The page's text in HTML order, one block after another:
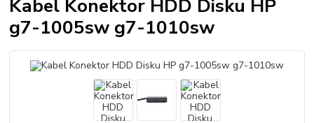
Kabel Konektor HDD Disku HP
g7-1005sw g7-1010sw